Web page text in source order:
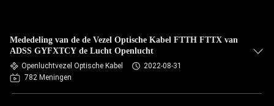
Mededeling van de de Vezel Optische Kabel FTTH FTTX van
ADSS GYFXTCY de Lucht Openlucht
Openluchtvezel Optische Kabel
2022-08-31
782 Meningen